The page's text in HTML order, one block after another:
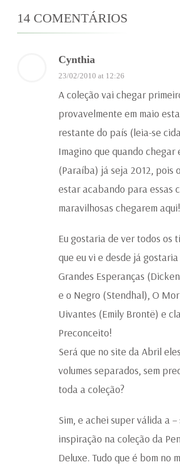
14 COMENTÁRIOS
Cynthia
23/02/2010 at 12:26
A coleção vai chegar
provavelmente em maio
restante do país (leia-se
Imagino que quando chegar
(Paraíba) já seja 2012, pois
estar acabando para essas
maravilhosas chegarem
Eu gostaria de ver todos os
que eu vi e desde já
Grandes Esperanças
e o Negro (Stendhal), O
Uivantes (Emily Brontë) e
Preconceito!
Será que no site da Abril
volumes separados, sem
toda a coleção?
Sim, e achei super válida a
inspiração na coleção da
Deluxe. Tudo que é bom no